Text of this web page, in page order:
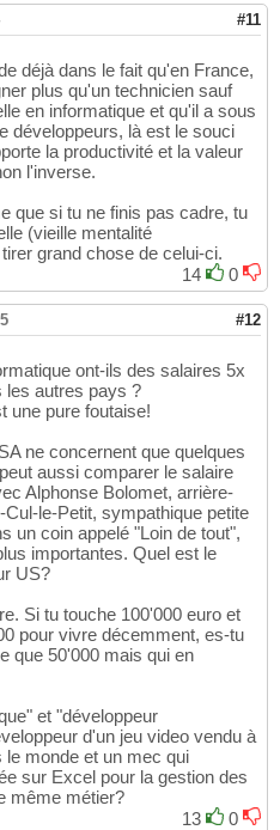
#11
déjà dans le fait qu'en France,
plus qu'un technicien sauf
en informatique et qu'il a sous
développeurs, là est le souci
la productivité et la valeur
l'inverse.
que si tu ne finis pas cadre, tu
(vieille mentalité
grand chose de celui-ci.
14
0
#12
ont-ils des salaires 5x
les autres pays ?
une pure foutaise!
ne concernent que quelques
aussi comparer le salaire
Alphonse Bolomet, arrière-
le-Petit, sympathique petite
un coin appelé "Loin de tout",
importantes. Quel est le
US?
Si tu touche 100'000 euro et
pour vivre décemment, es-tu
que 50'000 mais qui en
et "développeur
d'un jeu video vendu à
le monde et un mec qui
sur Excel pour la gestion des
même métier?
13
0